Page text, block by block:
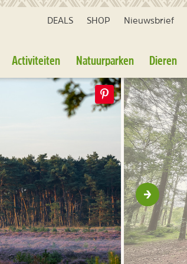
DEALS SHOP Nieuwsbrief
Activiteiten Natuurparken Dieren
Volgende